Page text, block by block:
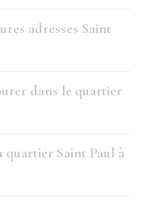
adresses Saint
dans le quartier
Saint Paul à